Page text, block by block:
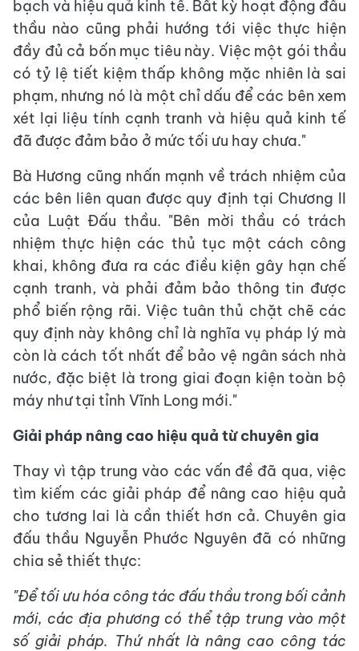
bạch và hiệu quả kinh tế. Bất kỳ hoạt động đấu
thầu nào cũng phải hướng tới việc thực hiện
đầy đủ cả bốn mục tiêu này. Việc một gói thầu
có tỷ lệ tiết kiệm thấp không mặc nhiên là sai
phạm, nhưng nó là một chỉ dấu để các bên xem
xét lại liệu tính cạnh tranh và hiệu quả kinh tế
đã được đảm bảo ở mức tối ưu hay chưa."
Bà Hương cũng nhấn mạnh về trách nhiệm của
các bên liên quan được quy định tại Chương II
của Luật Đấu thầu. "Bên mời thầu có trách
nhiệm thực hiện các thủ tục một cách công
khai, không đưa ra các điều kiện gây hạn chế
cạnh tranh, và phải đảm bảo thông tin được
phổ biến rộng rãi. Việc tuân thủ chặt chẽ các
quy định này không chỉ là nghĩa vụ pháp lý mà
còn là cách tốt nhất để bảo vệ ngân sách nhà
nước, đặc biệt là trong giai đoạn kiện toàn bộ
máy như tại tỉnh Vĩnh Long mới."
Giải pháp nâng cao hiệu quả từ chuyên gia
Thay vì tập trung vào các vấn đề đã qua, việc
tìm kiếm các giải pháp để nâng cao hiệu quả
cho tương lai là cần thiết hơn cả. Chuyên gia
đấu thầu Nguyễn Phước Nguyên đã có những
chia sẻ thiết thực:
"Để tối ưu hóa công tác đấu thầu trong bối cảnh
mới, các địa phương có thể tập trung vào một
số giải pháp. Thứ nhất là nâng cao công tác